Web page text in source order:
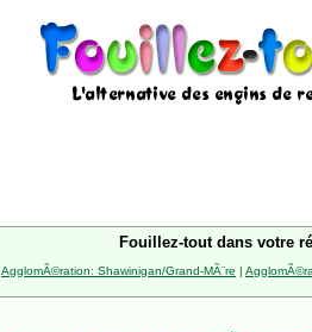
Fouillez-tout dans votre
AgglomÃ©ration: Shawinigan/Grand-MÃ¨re |